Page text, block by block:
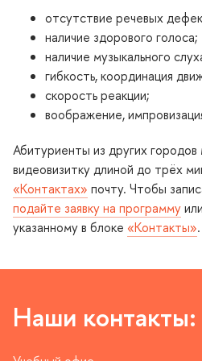
отсутствие речевых
наличие здорового голоса;
наличие музыкального
ибкость, координация
скорость реакции;
оображение,
Абитуриенты из других городов
идеовизитку длиной до трёх
«Контактах» почту. Чтобы
подайте заявку на программу
указанному в блоке «Контакты».
Наши контакты: